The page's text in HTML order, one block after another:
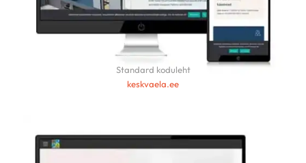
Standard koduleht
keskvaela.ee